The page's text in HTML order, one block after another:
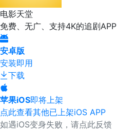
电影天堂
免费、无广、支持4K的追剧APP
安卓版
安装即用
下载
苹果iOS即将上架
点此查看其他已上架iOS APP
如遇iOS变身失败，请点此反馈